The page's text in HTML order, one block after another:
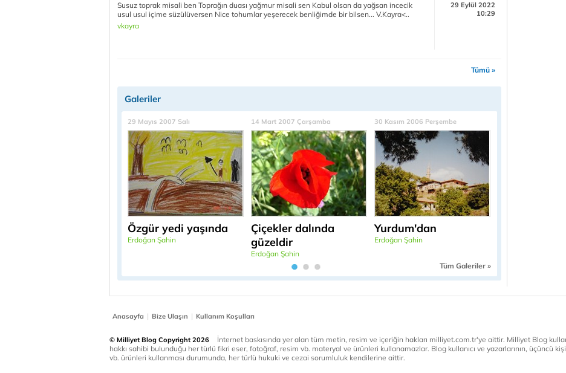
Susuz toprak misali ben Toprağın duası yağmur misali sen Kabul olsan da yağsan incecik
usul usul içime süzülüversen Nice tohumlar yeşerecek benliğimde bir bilsen... V.Kayra<..
vkayra
29 Eylül 2022
10:29
Tümü »
Galeriler
29 Mayıs 2007 Salı
Özgür yedi yaşında
Erdoğan Şahin
14 Mart 2007 Çarşamba
Çiçekler dalında
güzeldir
Erdoğan Şahin
30 Kasım 2006 Perşembe
Yurdum'dan
Erdoğan Şahin
Tüm Galeriler »
Anasayfa | Bize Ulaşın | Kullanım Koşulları
© Milliyet Blog Copyright 2026
İnternet baskısında yer alan tüm metin, resim ve içeriğin hakları milliyet.com.tr'ye aittir. Milliyet Blog
hakkı sahibi bulunduğu her türlü fikri eser, fotoğraf, resim vb. materyal ve ürünleri kullanamazlar. Blog kullanıcı ve yazarlarının, üçüncü
vb. ürünleri kullanması durumunda, her türlü hukuki ve cezai sorumluluk kendilerine aittir.